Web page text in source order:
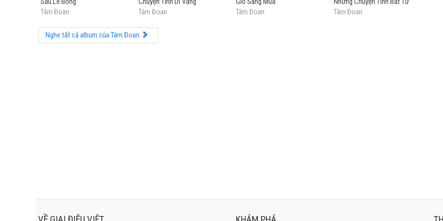
Tâm Đoan
Tâm Đoan
Tâm Đoan
Tâm Đoan
Nghe tất cả album của Tâm Đoan